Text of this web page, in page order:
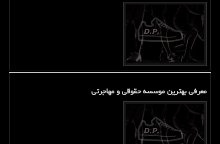
معرفی بهترین موسسه حقوقی و مهاجرتی